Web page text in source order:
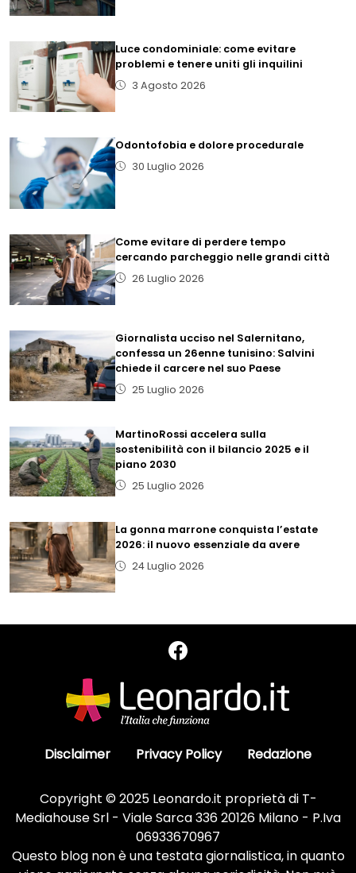
Luce condominiale: come evitare
problemi e tenere uniti gli inquilini
3 Agosto 2026
Odontofobia e dolore procedurale
30 Luglio 2026
Come evitare di perdere tempo
cercando parcheggio nelle grandi città
26 Luglio 2026
Giornalista ucciso nel Salernitano,
confessa un 26enne tunisino: Salvini
chiede il carcere nel suo Paese
25 Luglio 2026
MartinoRossi accelera sulla
sostenibilità con il bilancio 2025 e il
piano 2030
25 Luglio 2026
La gonna marrone conquista l’estate
2026: il nuovo essenziale da avere
24 Luglio 2026
Disclaimer Privacy Policy Redazione
Copyright © 2025 Leonardo.it proprietà di T-
Mediahouse Srl - Viale Sarca 336 20126 Milano - P.Iva
06933670967
Questo blog non è una testata giornalistica, in quanto